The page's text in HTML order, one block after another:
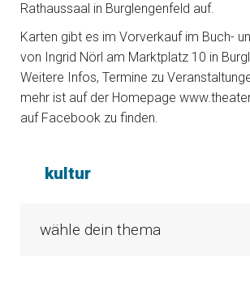
Rathaussaal in Burglengenfeld auf.
Karten gibt es im Vorverkauf im Buch-
von Ingrid Nörl am Marktplatz 10 in
Weitere Infos, Termine zu
mehr ist auf der Homepage
auf Facebook zu finden.
kultur